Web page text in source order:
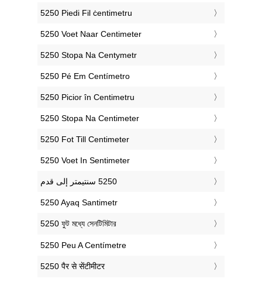
‎5250 Piedi Fil ċentimetru
‎5250 Voet Naar Centimeter
‎5250 Stopa Na Centymetr
‎5250 Pé Em Centímetro
‎5250 Picior în Centimetru
‎5250 Stopa Na Centimeter
‎5250 Fot Till Centimeter
‎5250 Voet In Sentimeter
‎5250 Ayaq Santimetr
‎5250 ফুট মধ্যে সেনটিমিটার
‎5250 Peu A Centímetre
‎5250 पैर से सेंटीमीटर